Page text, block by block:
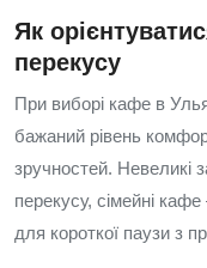
Як
перекусу
При виборі кафе в
бажаний рівень
зручностей. Невеликі
перекусу, сімейні
для короткої паузи з